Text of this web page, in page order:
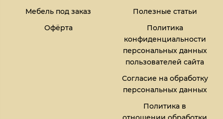
Мебель под заказ
Офёрта
Полезные статьи
Политика
конфиденциальности
персональных данных
пользователей сайта
Согласие на обработку
персональных данных
Политика в